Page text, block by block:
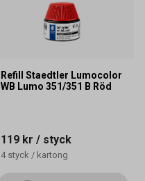
Refill Staedtler Lumocolor
WB Lumo 351/351 B Röd
119 kr / styck
4 styck / kartong